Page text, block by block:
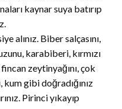
kaynar suya batırıp
alınız. Biber salçasını,
karabiberi, kırmızı
zeytinyağını, çok
kum gibi doğradığınız
Pirinci yıkayıp